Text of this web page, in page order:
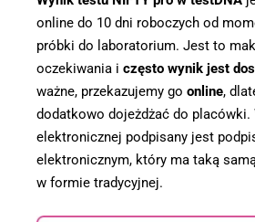
online do 10 dni roboczych od
próbki do laboratorium. Jest to
oczekiwania i często wynik jest
ważne, przekazujemy go online,
dodatkowo dojeżdżać do placówki.
elektronicznej podpisany jest
elektronicznym, który ma taką
w formie tradycyjnej.